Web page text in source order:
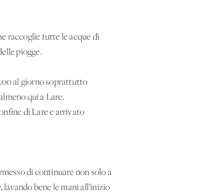
raccoglie tutte le acque di
piogge.
al giorno soprattutto
qui a Lare.
di Lare e arrivato
di continuare non solo a
bene le mani all’inizio